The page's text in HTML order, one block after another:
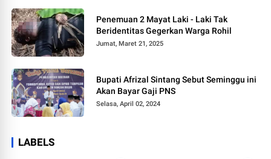
Penemuan 2 Mayat Laki - Laki Tak
Beridentitas Gegerkan Warga Rohil
Jumat, Maret 21, 2025
Bupati Afrizal Sintang Sebut Seminggu ini
Akan Bayar Gaji PNS
Selasa, April 02, 2024
LABELS